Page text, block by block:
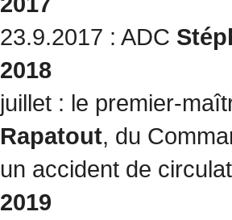
23.9.2017 : ADC
2018
juillet : le premier-
Rapatout, du
un accident de
2019